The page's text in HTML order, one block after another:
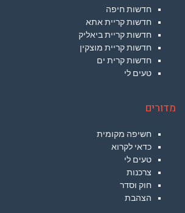
חדשות חיפה
חדשות קריית אתא
חדשות קריית ביאליק
חדשות קריית מוצקין
חדשות קרית ים
טעים לי
מדורים
חשיפה מקומית
כדאי לקרוא
טעים לי
צרכנות
חוק וסדר
הצהבת